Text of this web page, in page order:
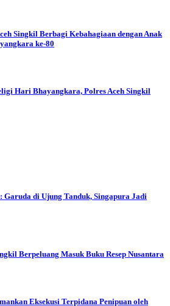
Singkil Berbagi Kebahagiaan dengan Anak
ke-80
Hari Bhayangkara, Polres Aceh Singkil
Garuda di Ujung Tanduk, Singapura Jadi
Berpeluang Masuk Buku Resep Nusantara
Eksekusi Terpidana Penipuan oleh